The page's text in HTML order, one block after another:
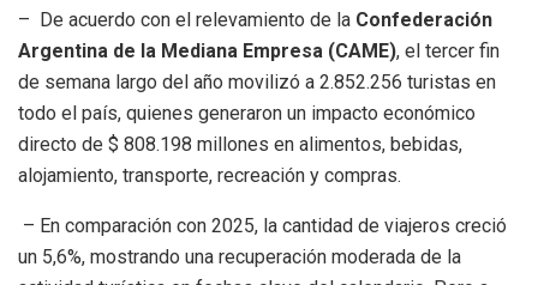
– De acuerdo con el relevamiento de la Confederación
Argentina de la Mediana Empresa (CAME), el tercer fin
de semana largo del año movilizó a 2.852.256 turistas en
todo el país, quienes generaron un impacto económico
directo de $ 808.198 millones en alimentos, bebidas,
alojamiento, transporte, recreación y compras.
– En comparación con 2025, la cantidad de viajeros creció
un 5,6%, mostrando una recuperación moderada de la